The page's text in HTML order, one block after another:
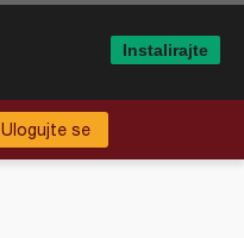
Ulogujte se
Instalirajte